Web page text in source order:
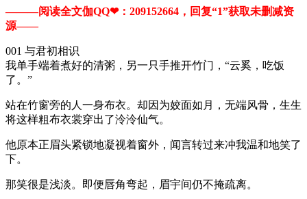
———阅读全文伽QQ❤：209152664，回复“1”获取未删减资
源—​​​​—
001 与君初相识
我单手端着煮好的清粥，另一只手推开竹门，“云奚，吃饭
了。”
站在竹窗旁的人一身布衣。却因为姣面如月，无端风骨，生生
将这样粗布衣裳穿出了泠泠仙气。
他原本正眉头紧锁地凝视着窗外，闻言转过来冲我温和地笑了
下。
那笑很是浅淡。即便唇角弯起，眉宇间仍不掩疏离。